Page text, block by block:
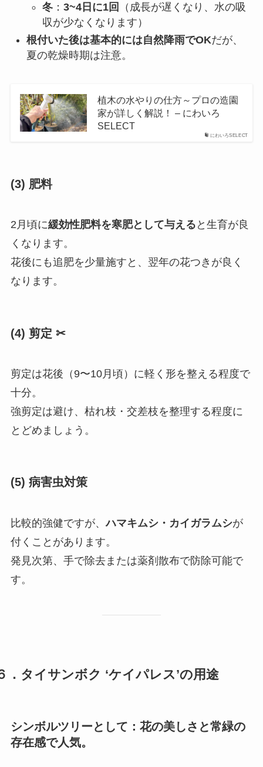
冬： 3~4日に1回
（成長が遅くなり、水の吸
収が少なくなります）
根付いた後は基本的には自然降雨でOKだが、
夏の乾燥時期は注意。
にわいろSELECT
植木の水やりの仕方～プロの造園
家が詳しく解説！ – にわいろ
SELECT
(3) 肥料
2月頃に緩効性肥料を寒肥として与える と生育が良
くなります。
花後にも追肥を少量施すと、翌年の花つきが良く
なります。
(4) 剪定 ✂
剪定は花後（9〜10月頃）に軽く形を整える程度で
十分。
強剪定は避け、枯れ枝・交差枝を整理する程度に
とどめましょう。
(5) 病害虫対策
比較的強健ですが、ハマキムシ・カイガラムシが
付くことがあります。
発見次第、手で除去または薬剤散布で防除可能で
す。
．タイサンボク ‘ケイパレス’の用途
シンボルツリーとして：花の美しさと常緑の
存在感で人気。